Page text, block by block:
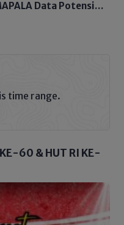
Data Potensi
time range.
60 & HUT RI KE-